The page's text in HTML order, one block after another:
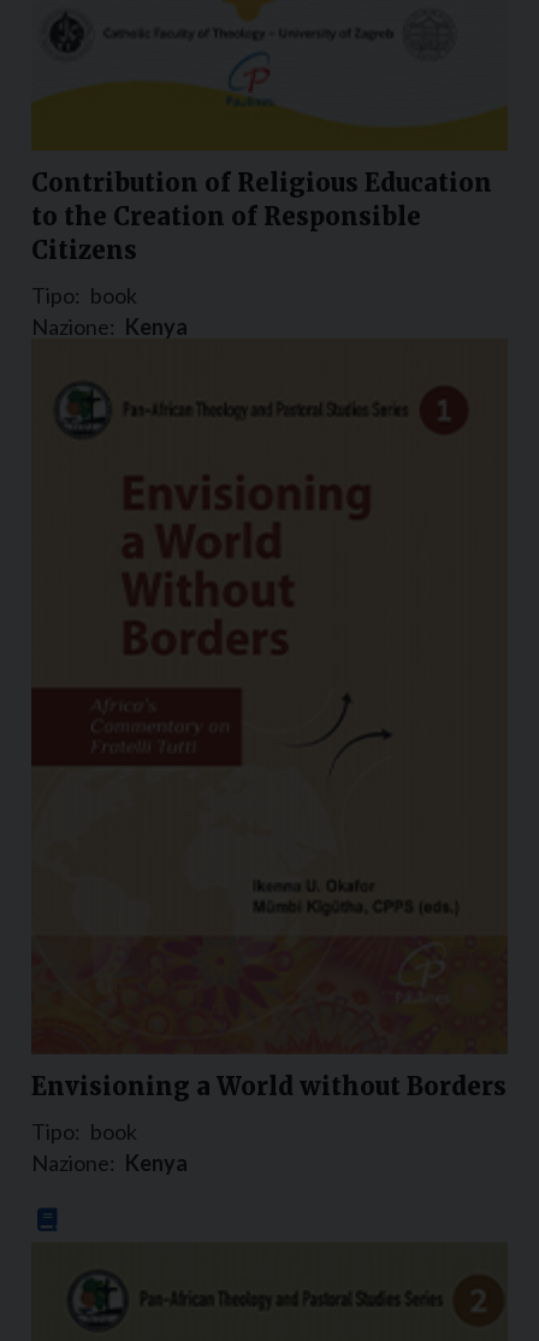
Contribution of Religious Education
to the Creation of Responsible
Citizens
Tipo: book
Nazione: Kenya
Envisioning a World without Borders
Tipo: book
Nazione: Kenya